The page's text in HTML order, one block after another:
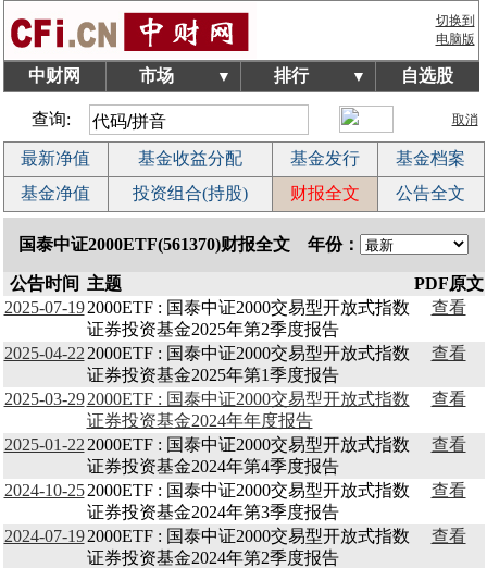
切换到
电脑版
中财网 市场 ▼ 排行 ▼ 自选股
查询: 取消
最新净值 基金收益分配 基金发行
基金档案
基金净值
投资组合(持股) 财报全文 公告全文
国泰中证2000ETF(561370)财报全文 年份：
公告时间 主题
PDF原文
2025-07-19 2000ETF : 国泰中证2000交易型开放式指数
证券投资基金2025年第2季度报告
查看
2025-04-22 2000ETF : 国泰中证2000交易型开放式指数
证券投资基金2025年第1季度报告
查看
2025-03-29 2000ETF : 国泰中证2000交易型开放式指数
证券投资基金2024年年度报告
查看
2025-01-22 2000ETF : 国泰中证2000交易型开放式指数
证券投资基金2024年第4季度报告
查看
2024-10-25 2000ETF : 国泰中证2000交易型开放式指数
证券投资基金2024年第3季度报告
查看
2024-07-19 2000ETF : 国泰中证2000交易型开放式指数
证券投资基金2024年第2季度报告
查看